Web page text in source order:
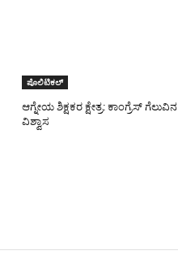
ಪೊಲಿಟಿಕಲ್
ಆಗ್ನೇಯ ಶಿಕ್ಷಕರ ಕ್ಷೇತ್ರ: ಕಾಂಗ್ರೆಸ್ ಗೆಲುವಿನ
ವಿಶ್ವಾಸ